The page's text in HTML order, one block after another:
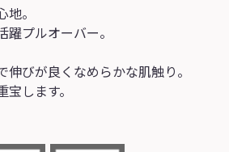
。
プルオーバー。
伸びが良くなめらかな肌触り。
します。